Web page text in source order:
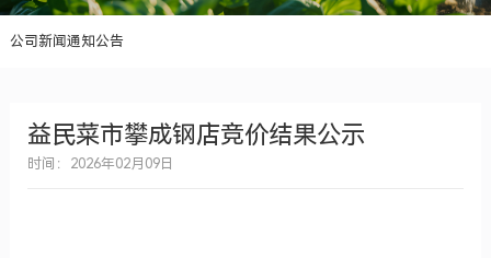
公司新闻通知公告
益民菜市攀成钢店竞价结果公示
时间：2026年02月09日